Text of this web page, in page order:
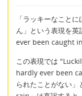
「ラッキーなこと
ん」という表現を
ever been caught
この表現では
hardly ever been
られたことがない